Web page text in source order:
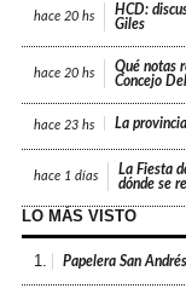
hace 20 hs
HCD:
Giles
hace 20 hs
Qué notas
Concejo
hace 23 hs La
hace 1 días
La Fiesta
dónde se
LO MÁS VISTO
1. Papelera San